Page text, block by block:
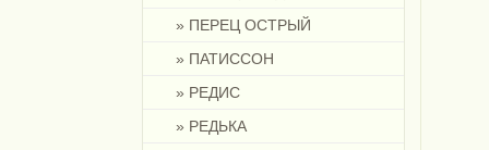
» ПЕРЕЦ ОСТРЫЙ
» ПАТИССОН
» РЕДИС
» РЕДЬКА